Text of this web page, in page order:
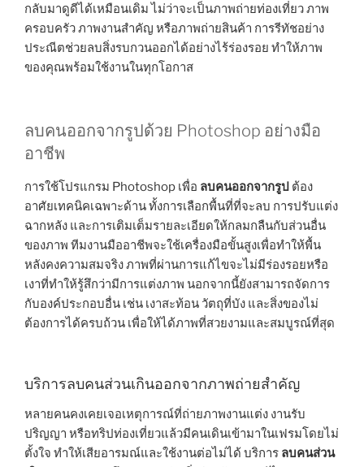
กลับมาดูดีได้เหมือนเดิม ไม่ว่าจะเป็นภาพถ่ายท่องเที่ยว ภาพ
ครอบครัว ภาพงานสำคัญ หรือภาพถ่ายสินค้า การรีทัชอย่าง
ประณีตช่วยลบสิ่งรบกวนออกได้อย่างไร้ร่องรอย ทำให้ภาพ
ของคุณพร้อมใช้งานในทุกโอกาส
ลบคนออกจากรูปด้วย Photoshop อย่างมือ
อาชีพ
การใช้โปรแกรม Photoshop เพื่อ ลบคนออกจากรูป ต้อง
อาศัยเทคนิคเฉพาะด้าน ทั้งการเลือกพื้นที่ที่จะลบ การปรับแต่ง
ฉากหลัง และการเติมเต็มรายละเอียดให้กลมกลืนกับส่วนอื่น
ของภาพ ทีมงานมืออาชีพจะใช้เครื่องมือขั้นสูงเพื่อทำให้พื้น
หลังคงความสมจริง ภาพที่ผ่านการแก้ไขจะไม่มีร่องรอยหรือ
เงาที่ทำให้รู้สึกว่ามีการแต่งภาพ นอกจากนี้ยังสามารถจัดการ
กับองค์ประกอบอื่น เช่น เงาสะท้อน วัตถุที่บัง และสิ่งของไม่
ต้องการได้ครบถ้วน เพื่อให้ได้ภาพที่สวยงามและสมบูรณ์ที่สุด
บริการลบคนส่วนเกินออกจากภาพถ่ายสำคัญ
หลายคนคงเคยเจอเหตุการณ์ที่ถ่ายภาพงานแต่ง งานรับ
ปริญญา หรือทริปท่องเที่ยวแล้วมีคนเดินเข้ามาในเฟรมโดยไม่
ตั้งใจ ทำให้เสียอารมณ์และใช้งานต่อไม่ได้ บริการ ลบคนส่วน